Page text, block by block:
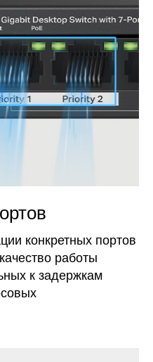
конкретных портов
работы
к задержкам